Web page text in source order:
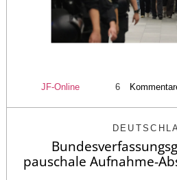
JF-Online 6
pauschale Aufnahme-